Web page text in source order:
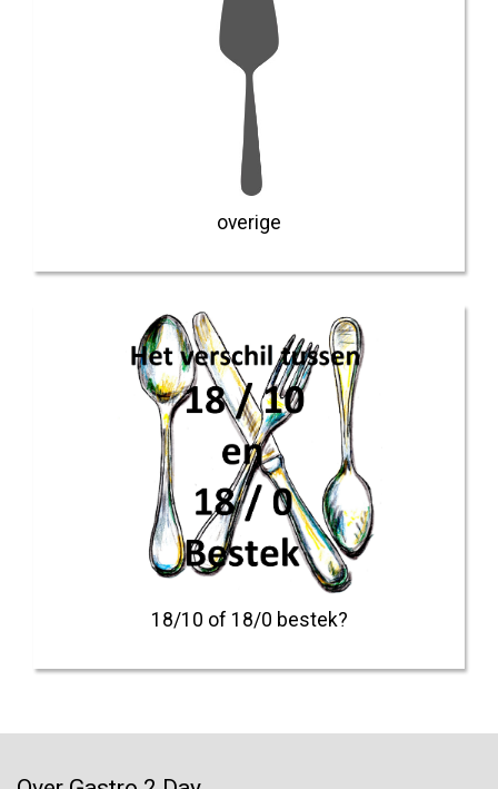
overige
18/10 of 18/0 bestek?